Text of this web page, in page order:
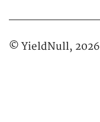
© YieldNull, 2026